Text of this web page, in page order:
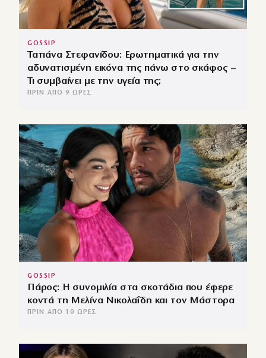
GOSSIP
Τατιάνα Στεφανίδου: Ερωτηματικά για την
αδυνατισμένη εικόνα της πάνω στο σκάφος –
Τι συμβαίνει με την υγεία της;
ΠΡΙΝ ΑΠΌ 9 ΏΡΕΣ
GOSSIP
Πάρος: Η συνομιλία στα σκοτάδια που έφερε
κοντά τη Μελίνα Νικολαΐδη και τον Μάστορα
ΠΡΙΝ ΑΠΌ 10 ΏΡΕΣ